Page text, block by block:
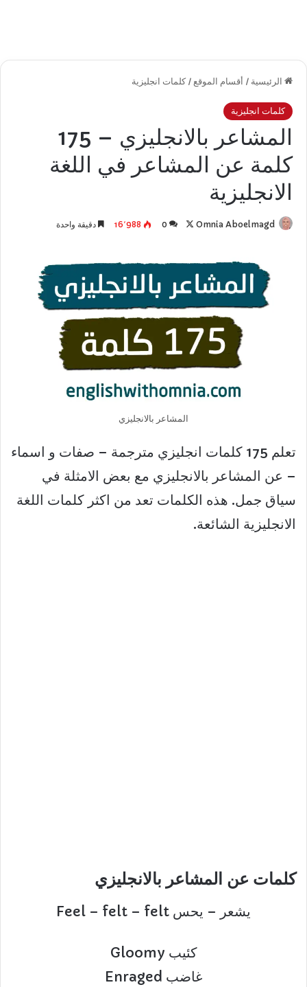
الرئيسية / أقسام الموقع/ كلمات انجليزية
كلمات انجليزية
المشاعر بالانجليزي – 175
كلمة عن المشاعر في اللغة
الانجليزية
Omnia Aboelmagd
تابع
0 16٬988 دقيقة واحدة
المشاعر بالانجليزي
تعلم 175 كلمات انجليزي مترجمة – صفات و اسماء
– عن المشاعر بالانجليزي مع بعض الامثلة في
سياق جمل. هذه الكلمات تعد من اكثر كلمات اللغة
الانجليزية الشائعة.
كلمات عن المشاعر بالانجليزي
يشعر – يحس Feel – felt – felt
Gloomy كئيب
Enraged غاضب